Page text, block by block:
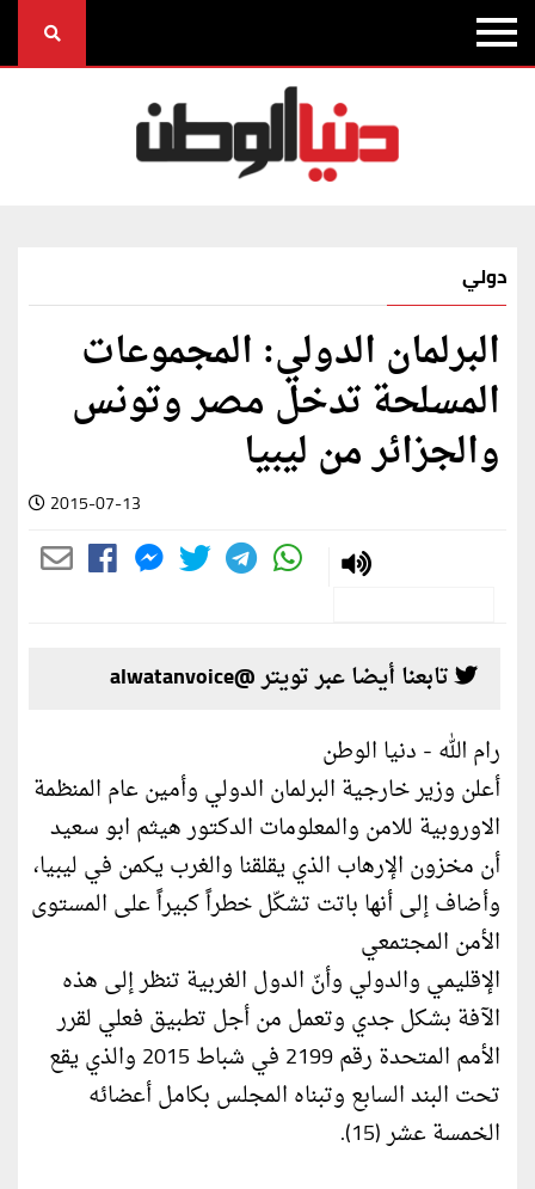
دولي
البرلمان الدولي: المجموعات
المسلحة تدخل مصر وتونس
والجزائر من ليبيا
2015-07-13
تابعنا أيضا عبر تويتر @alwatanvoice
رام الله - دنيا الوطن
أعلن وزير خارجية البرلمان الدولي وأمين عام المنظمة
الاوروبية للامن والمعلومات الدكتور هيثم ابو سعيد
أن مخزون الإرهاب الذي يقلقنا والغرب يكمن في ليبيا،
وأضاف إلى أنها باتت تشكّل خطراً كبيراً على المستوى
الأمن المجتمعي
الإقليمي والدولي وأنّ الدول الغربية تنظر إلى هذه
الآفة بشكل جدي وتعمل من أجل تطبيق فعلي لقرر
الأمم المتحدة رقم 2199 في شباط 2015 والذي يقع
تحت البند السابع وتبناه المجلس بكامل أعضائه
الخمسة عشر (15).